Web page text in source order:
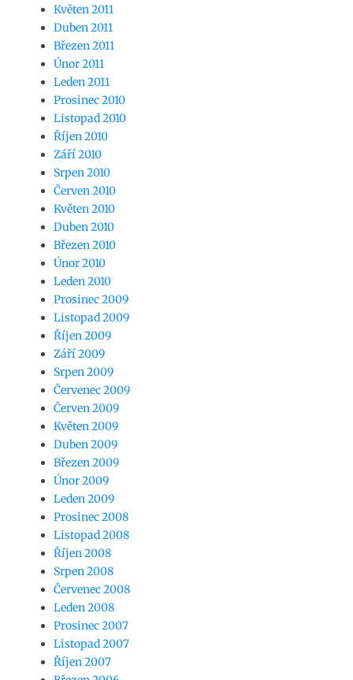
Květen 2011
Duben 2011
Březen 2011
Únor 2011
Leden 2011
Prosinec 2010
Listopad 2010
Říjen 2010
Září 2010
Srpen 2010
Červen 2010
Květen 2010
Duben 2010
Březen 2010
Únor 2010
Leden 2010
Prosinec 2009
Listopad 2009
Říjen 2009
Září 2009
Srpen 2009
Červenec 2009
Červen 2009
Květen 2009
Duben 2009
Březen 2009
Únor 2009
Leden 2009
Prosinec 2008
Listopad 2008
Říjen 2008
Srpen 2008
Červenec 2008
Leden 2008
Prosinec 2007
Listopad 2007
Říjen 2007